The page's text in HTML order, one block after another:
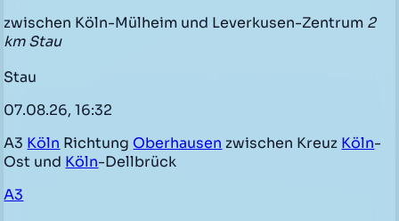
zwischen Köln-Mülheim und Leverkusen-Zentrum 2
km Stau
Stau
07.08.26, 16:32
A3 Köln Richtung Oberhausen zwischen Kreuz Köln-
Ost und Köln-Dellbrück
A3